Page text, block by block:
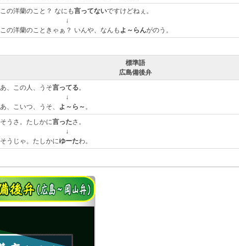
この洋蘭のこと？ なにも言ってないですけどねぇ。
↓
この洋蘭のこときゃぁ？ いんや、なんも よ～らんがのう。
標準語
広島備後弁
あ、この人、うそ言ってる 。
↓
あ、こいつ、うそ、
よ～ら～ 。
そうさ。たしかに言ったさ。
↓
そうじゃ。たしかにゆーたわ。